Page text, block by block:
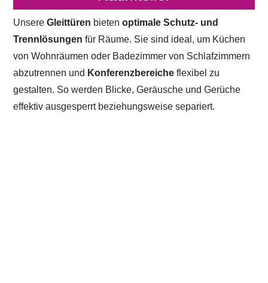
UnsereGleittüren bietenoptimale Schutz- und
Trennlösungen für Räume. Sie sind ideal, um Küchen
von Wohnräumen oder Badezimmer von Schlafzimmern
abzutrennen und Konferenzbereicheflexibel zu
gestalten. So werden Blicke, Geräusche und Gerüche
effektiv ausgesperrt beziehungsweise separiert.